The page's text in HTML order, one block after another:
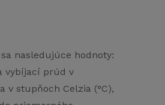
nasledujúce hodnoty:
vybíjací prúd v
v stupňoch Celzia (°C),